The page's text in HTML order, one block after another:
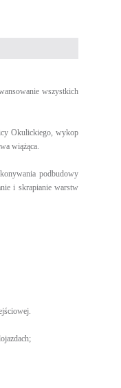
wszystkich
Okulickiego, wykop
wiążąca.
podbudowy
i skrapianie warstw